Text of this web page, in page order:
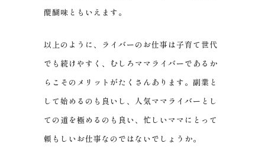
醍醐味ともいえます。
以上のように、ライバーのお仕事は子育て世代
でも続けやすく、むしろママライバーであるか
らこそのメリットがたくさんあります。副業と
して始めるのも良いし、人気ママライバーとし
ての道を極めるのも良い、忙しいママにとって
頼もしいお仕事なのではないでしょうか。